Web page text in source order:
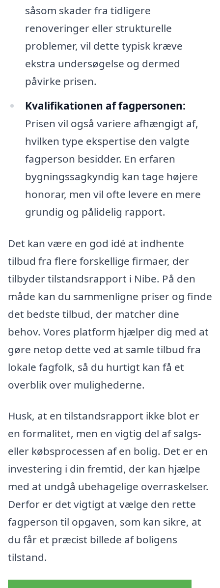
såsom skader fra tidligere
renoveringer eller strukturelle
problemer, vil dette typisk kræve
ekstra undersøgelse og dermed
påvirke prisen.
Kvalifikationen af fagpersonen:
Prisen vil også variere afhængigt af,
hvilken type ekspertise den valgte
fagperson besidder. En erfaren
bygningssagkyndig kan tage højere
honorar, men vil ofte levere en mere
grundig og pålidelig rapport.
Det kan være en god idé at indhente
tilbud fra flere forskellige firmaer, der
tilbyder tilstandsrapport i Nibe. På den
måde kan du sammenligne priser og finde
det bedste tilbud, der matcher dine
behov. Vores platform hjælper dig med at
gøre netop dette ved at samle tilbud fra
lokale fagfolk, så du hurtigt kan få et
overblik over mulighederne.
Husk, at en tilstandsrapport ikke blot er
en formalitet, men en vigtig del af salgs-
eller købsprocessen af en bolig. Det er en
investering i din fremtid, der kan hjælpe
med at undgå ubehagelige overraskelser.
Derfor er det vigtigt at vælge den rette
fagperson til opgaven, som kan sikre, at
du får et præcist billede af boligens
tilstand.